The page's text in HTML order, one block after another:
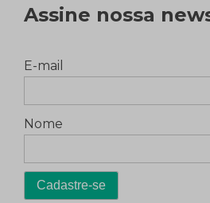
Assine nossa
E-mail
Nome